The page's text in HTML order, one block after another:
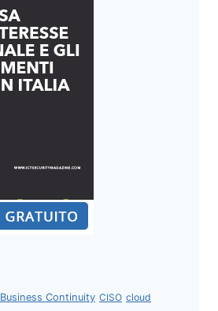
Business Continuity CISO cloud